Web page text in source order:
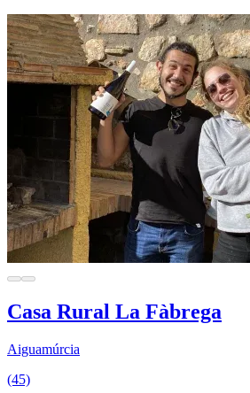
Casa Rural La Fàbrega
Aiguamúrcia
(45)